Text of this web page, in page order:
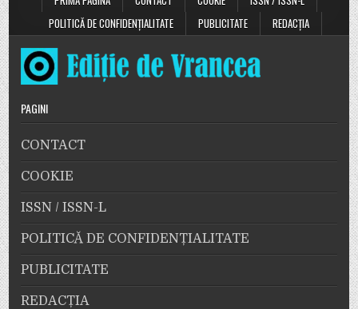
POLITICĂ DE CONFIDENȚIALITATE
PUBLICITATE REDACȚIA
PAGINI
CONTACT
COOKIE
ISSN / ISSN-L
POLITICĂ DE CONFIDENȚIALITATE
PUBLICITATE
REDACȚIA